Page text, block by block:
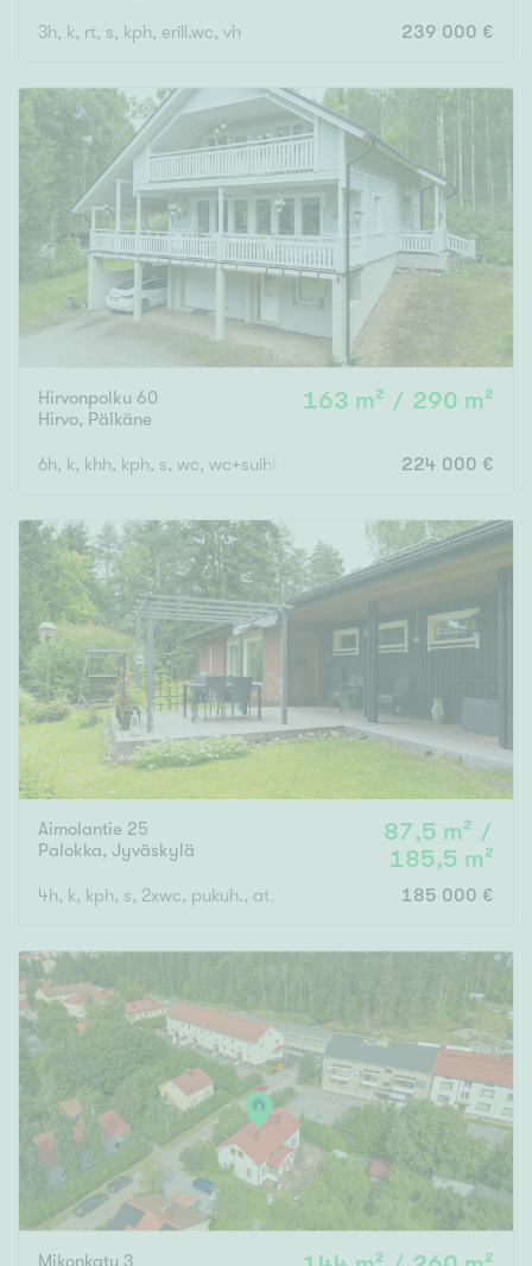
3h, k, rt, s, kph, erill.wc, vh 239 000 €
Hirvonpolku 60
Hirvo, Pälkäne
163 m² / 290 m²
6h, k, khh, kph, s, wc, wc+suihku, vh x 2, autotalli, katos,
224 000 €
Aimolantie 25
Palokka, Jyväskylä
87,5 m² /
185,5 m²
4h, k, kph, s, 2xwc, pukuh., at, var. 185 000 €
Mikonkatu 3